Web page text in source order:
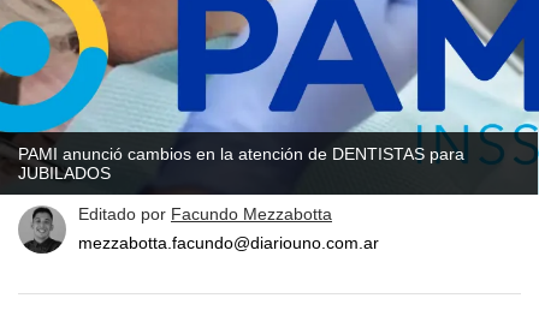
PAMI anunció cambios en la atención de DENTISTAS para
JUBILADOS
Editado por Facundo Mezzabotta
mezzabotta.facundo@diariouno.com.ar